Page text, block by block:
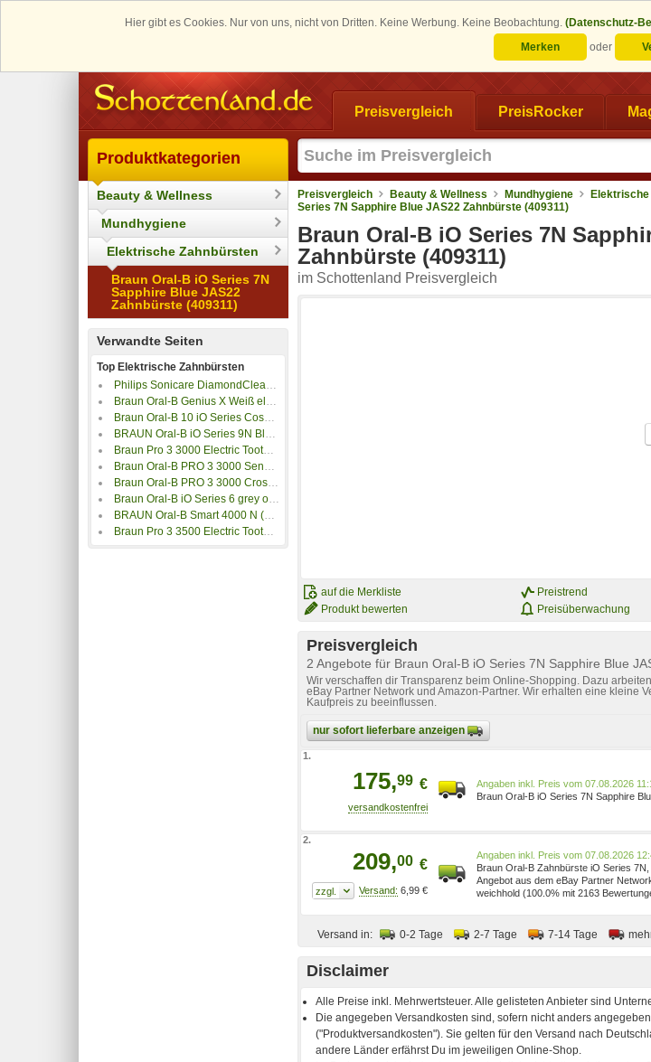
Hier gibt es Cookies. Nur von uns, nicht von Dritten. Keine Werbung. Keine Beobachtung. (Datenschutz-
Merken
oder
Preisvergleich PreisRocker
Produktkategorien
Beauty & Wellness
Mundhygiene
Elektrische Zahnbürsten
Braun Oral-B iO Series 7N
Sapphire Blue JAS22
Zahnbürste (409311)
Verwandte Seiten
Top Elektrische Zahnbürsten
Philips Sonicare DiamondClean 9000
Braun Oral-B Genius X Weiß elektrische Zahnbürste 80354126
Braun Oral-B 10 iO Series Cosmic Black
BRAUN Oral-B iO Series 9N Black Onyx
Braun Pro 3 3000 Electric Toothbrush Weiß PRO33000_B
Braun Oral-B PRO 3 3000 Sensitive Clean Blue
Braun Oral-B PRO 3 3000 Cross Action Black Edition JAS 22
Braun Oral-B iO Series 6 grey opal + Etui
BRAUN Oral-B Smart 4000 N (OBS4000N)
Braun Pro 3 3500 Electric Toothbrush Schwarz PRO33500_N
Preisvergleich Beauty & Wellness Mundhygiene Elektrische
Series 7N Sapphire Blue JAS22 Zahnbürste (409311)
Braun Oral-B iO Series 7N
Zahnbürste (409311)
im Schottenland Preisvergleich
auf die Merkliste
Produkt bewerten
Preistrend
Preisüberwachung
Preisvergleich
2 Angebote für Braun Oral-B iO Series 7N Sapphire Blue
Wir verschaffen dir Transparenz beim Online-Shopping. Dazu
eBay Partner Network und Amazon-Partner. Wir erhalten eine kleine
Kaufpreis zu beeinflussen.
nur sofort lieferbare anzeigen
1.
175,99 €
Preis vom 07.08.2026
Braun Oral-B iO Series 7N Sapphire
2.
209,00 €
6,99 €
Preis vom 07.08.2026
Braun Oral-B Zahnbürste iO Series
Angebot aus dem eBay Partner
weichhold (100.0% mit 2163
Versand in: 0-2 Tage 2-7 Tage 7-14 Tage
Disclaimer